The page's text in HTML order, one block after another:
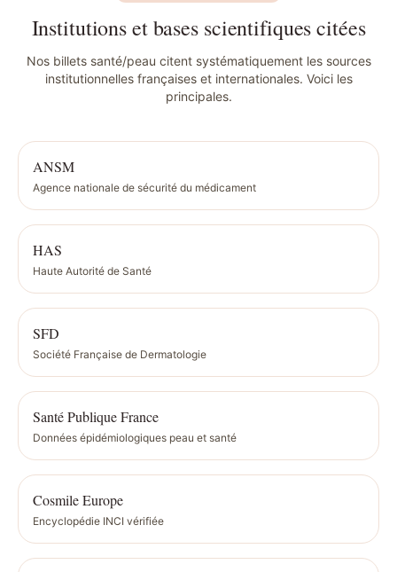
Institutions et bases scientifiques citées
Nos billets santé/peau citent systématiquement les sources
institutionnelles françaises et internationales. Voici les
principales.
ANSM
Agence nationale de sécurité du médicament
HAS
Haute Autorité de Santé
SFD
Société Française de Dermatologie
Santé Publique France
Données épidémiologiques peau et santé
Cosmile Europe
Encyclopédie INCI vérifiée